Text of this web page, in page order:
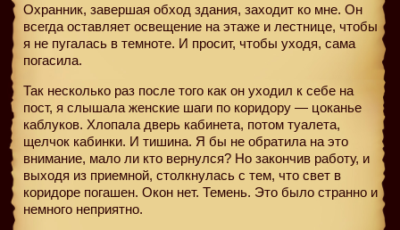
Охранник, завершая обход здания, заходит ко мне. Он
всегда оставляет освещение на этаже и лестнице, чтобы
я не пугалась в темноте. И просит, чтобы уходя, сама
погасила.
Так несколько раз после того как он уходил к себе на
пост, я слышала женские шаги по коридору — цоканье
каблуков. Хлопала дверь кабинета, потом туалета,
щелчок кабинки. И тишина. Я бы не обратила на это
внимание, мало ли кто вернулся? Но закончив работу, и
выходя из приемной, столкнулась с тем, что свет в
коридоре погашен. Окон нет. Темень. Это было странно и
немного неприятно.